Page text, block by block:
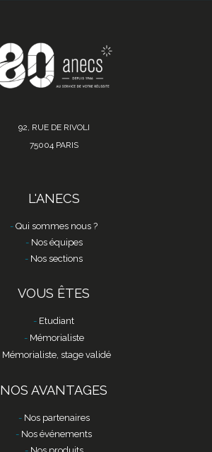
92, RUE DE RIVOLI
75004 PARIS
L'ANECS
Qui sommes nous ?
Nos équipes
Nos sections
VOUS ÊTES
Etudiant
Mémorialiste
Mémorialiste, stage validé
NOS AVANTAGES
Nos partenaires
Nos événements